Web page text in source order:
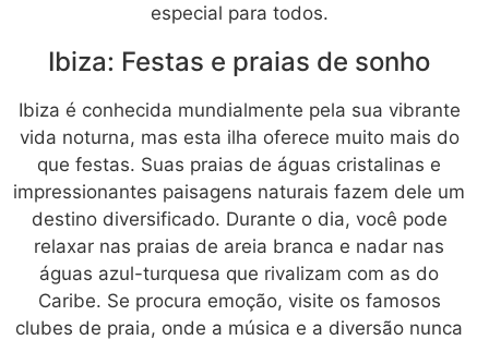
especial para todos.
Ibiza: Festas e praias de sonho
Ibiza é conhecida mundialmente pela sua vibrante
vida noturna, mas esta ilha oferece muito mais do
que festas. Suas praias de águas cristalinas e
impressionantes paisagens naturais fazem dele um
destino diversificado. Durante o dia, você pode
relaxar nas praias de areia branca e nadar nas
águas azul-turquesa que rivalizam com as do
Caribe. Se procura emoção, visite os famosos
clubes de praia, onde a música e a diversão nunca